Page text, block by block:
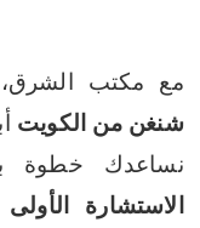
مع مكتب
شنغن من الكويت
نساعدك خطوة
الاستشارة الأولى